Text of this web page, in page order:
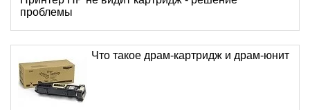
проблемы
Что такое драм-картридж и драм-юнит